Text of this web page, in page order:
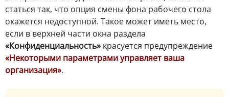
статься так, что опция смены фона рабочего стола
окажется недоступной. Такое может иметь место,
если в верхней части окна раздела
«Конфиденциальность» красуется предупреждение
«Некоторыми параметрами управляет ваша
организация».